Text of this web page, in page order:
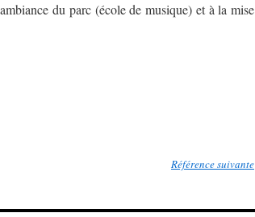
du parc (école de musique) et à la mise
Référence suivante